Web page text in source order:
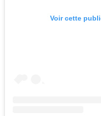
Voir cette